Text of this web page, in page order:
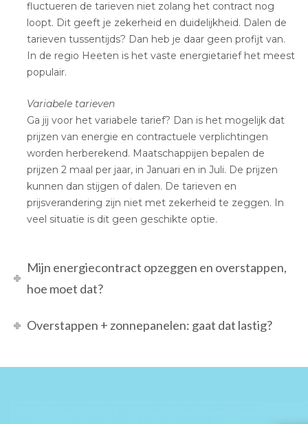
fluctueren de tarieven niet zolang het contract nog
loopt. Dit geeft je zekerheid en duidelijkheid. Dalen de
tarieven tussentijds? Dan heb je daar geen profijt van.
In de regio Heeten is het vaste energietarief het meest
populair.
Variabele tarieven
Ga jij voor het variabele tarief? Dan is het mogelijk dat
prijzen van energie en contractuele verplichtingen
worden herberekend. Maatschappijen bepalen de
prijzen 2 maal per jaar, in Januari en in Juli. De prijzen
kunnen dan stijgen of dalen. De tarieven en
prijsverandering zijn niet met zekerheid te zeggen. In
veel situatie is dit geen geschikte optie.
Mijn energiecontract opzeggen en overstappen,
hoe moet dat?
Overstappen + zonnepanelen: gaat dat lastig?